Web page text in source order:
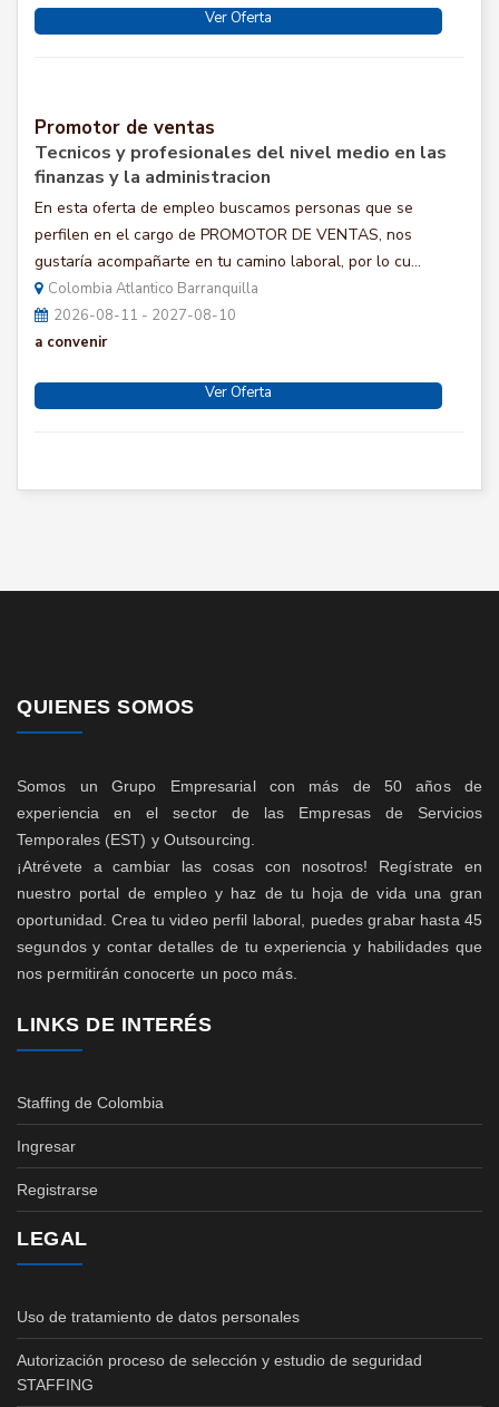
Ver Oferta
Promotor de ventas
Tecnicos y profesionales del nivel medio en las
finanzas y la administracion
En esta oferta de empleo buscamos personas que se
perfilen en el cargo de PROMOTOR DE VENTAS, nos
gustaría acompañarte en tu camino laboral, por lo cu...
Colombia Atlantico Barranquilla
2026-08-11 - 2027-08-10
a convenir
Ver Oferta
QUIENES SOMOS
Somos un Grupo Empresarial con más de 50 años de
experiencia en el sector de las Empresas de Servicios
Temporales (EST) y Outsourcing.
¡Atrévete a cambiar las cosas con nosotros! Regístrate en
nuestro portal de empleo y haz de tu hoja de vida una gran
oportunidad. Crea tu video perfil laboral, puedes grabar hasta 45
segundos y contar detalles de tu experiencia y habilidades que
nos permitirán conocerte un poco más.
LINKS DE INTERÉS
Staffing de Colombia
Ingresar
Registrarse
LEGAL
Uso de tratamiento de datos personales
Autorización proceso de selección y estudio de seguridad
STAFFING